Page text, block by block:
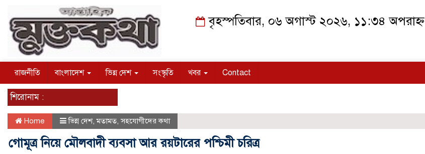
বৃহস্পতিবার, ০৬ অগাস্ট ২০২৬, ১১:৩৪ অপরাহ্ন
রাজনীতি বাংলাদেশ ভিন্ন দেশ সংস্কৃতি খবর Contact
শিরোনাম :
Home ভিন্ন দেশ,মতামত,সহযোগীদের কথা
গোমূত্র নিয়ে মৌলবাদী ব্যবসা আর রয়টারের পশ্চিমী চরিত্র